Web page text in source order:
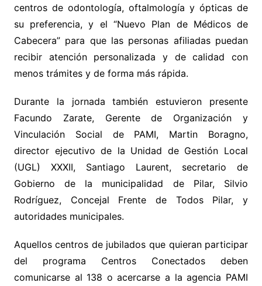
centros de odontología, oftalmología y ópticas de
su preferencia, y el “Nuevo Plan de Médicos de
Cabecera” para que las personas afiliadas puedan
recibir atención personalizada y de calidad con
menos trámites y de forma más rápida.
Durante la jornada también estuvieron presente
Facundo Zarate, Gerente de Organización y
Vinculación Social de PAMI, Martin Boragno,
director ejecutivo de la Unidad de Gestión Local
(UGL) XXXII, Santiago Laurent, secretario de
Gobierno de la municipalidad de Pilar, Silvio
Rodríguez, Concejal Frente de Todos Pilar, y
autoridades municipales.
Aquellos centros de jubilados que quieran participar
del programa Centros Conectados deben
comunicarse al 138 o acercarse a la agencia PAMI